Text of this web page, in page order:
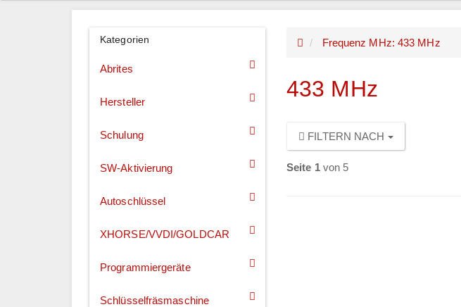
Frequenz MHz: 433 MHz
433 MHz
FILTERN NACH
Seite 1von 5
Kategorien
Abrites
Hersteller
Schulung
SW-Aktivierung
Autoschlüssel
XHORSE/VVDI/GOLDCAR
Programmiergeräte
Schlüsselfräsmaschine